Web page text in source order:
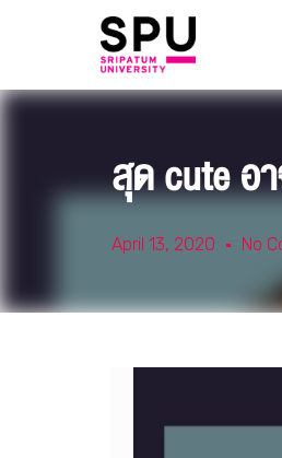
สุด cute อ
April 13, 2020 No